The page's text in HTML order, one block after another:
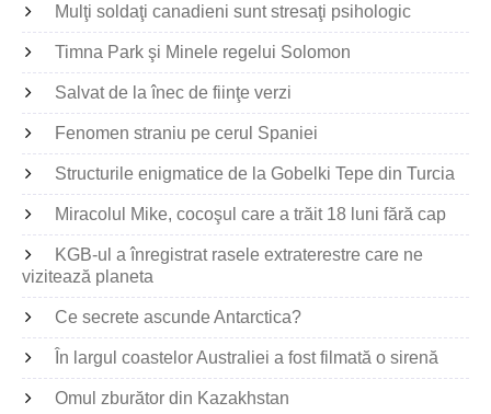
Mulţi soldaţi canadieni sunt stresaţi psihologic
Timna Park şi Minele regelui Solomon
Salvat de la înec de fiinţe verzi
Fenomen straniu pe cerul Spaniei
Structurile enigmatice de la Gobelki Tepe din Turcia
Miracolul Mike, cocoşul care a trăit 18 luni fără cap
KGB-ul a înregistrat rasele extraterestre care ne
vizitează planeta
Ce secrete ascunde Antarctica?
În largul coastelor Australiei a fost filmată o sirenă
Omul zburător din Kazakhstan